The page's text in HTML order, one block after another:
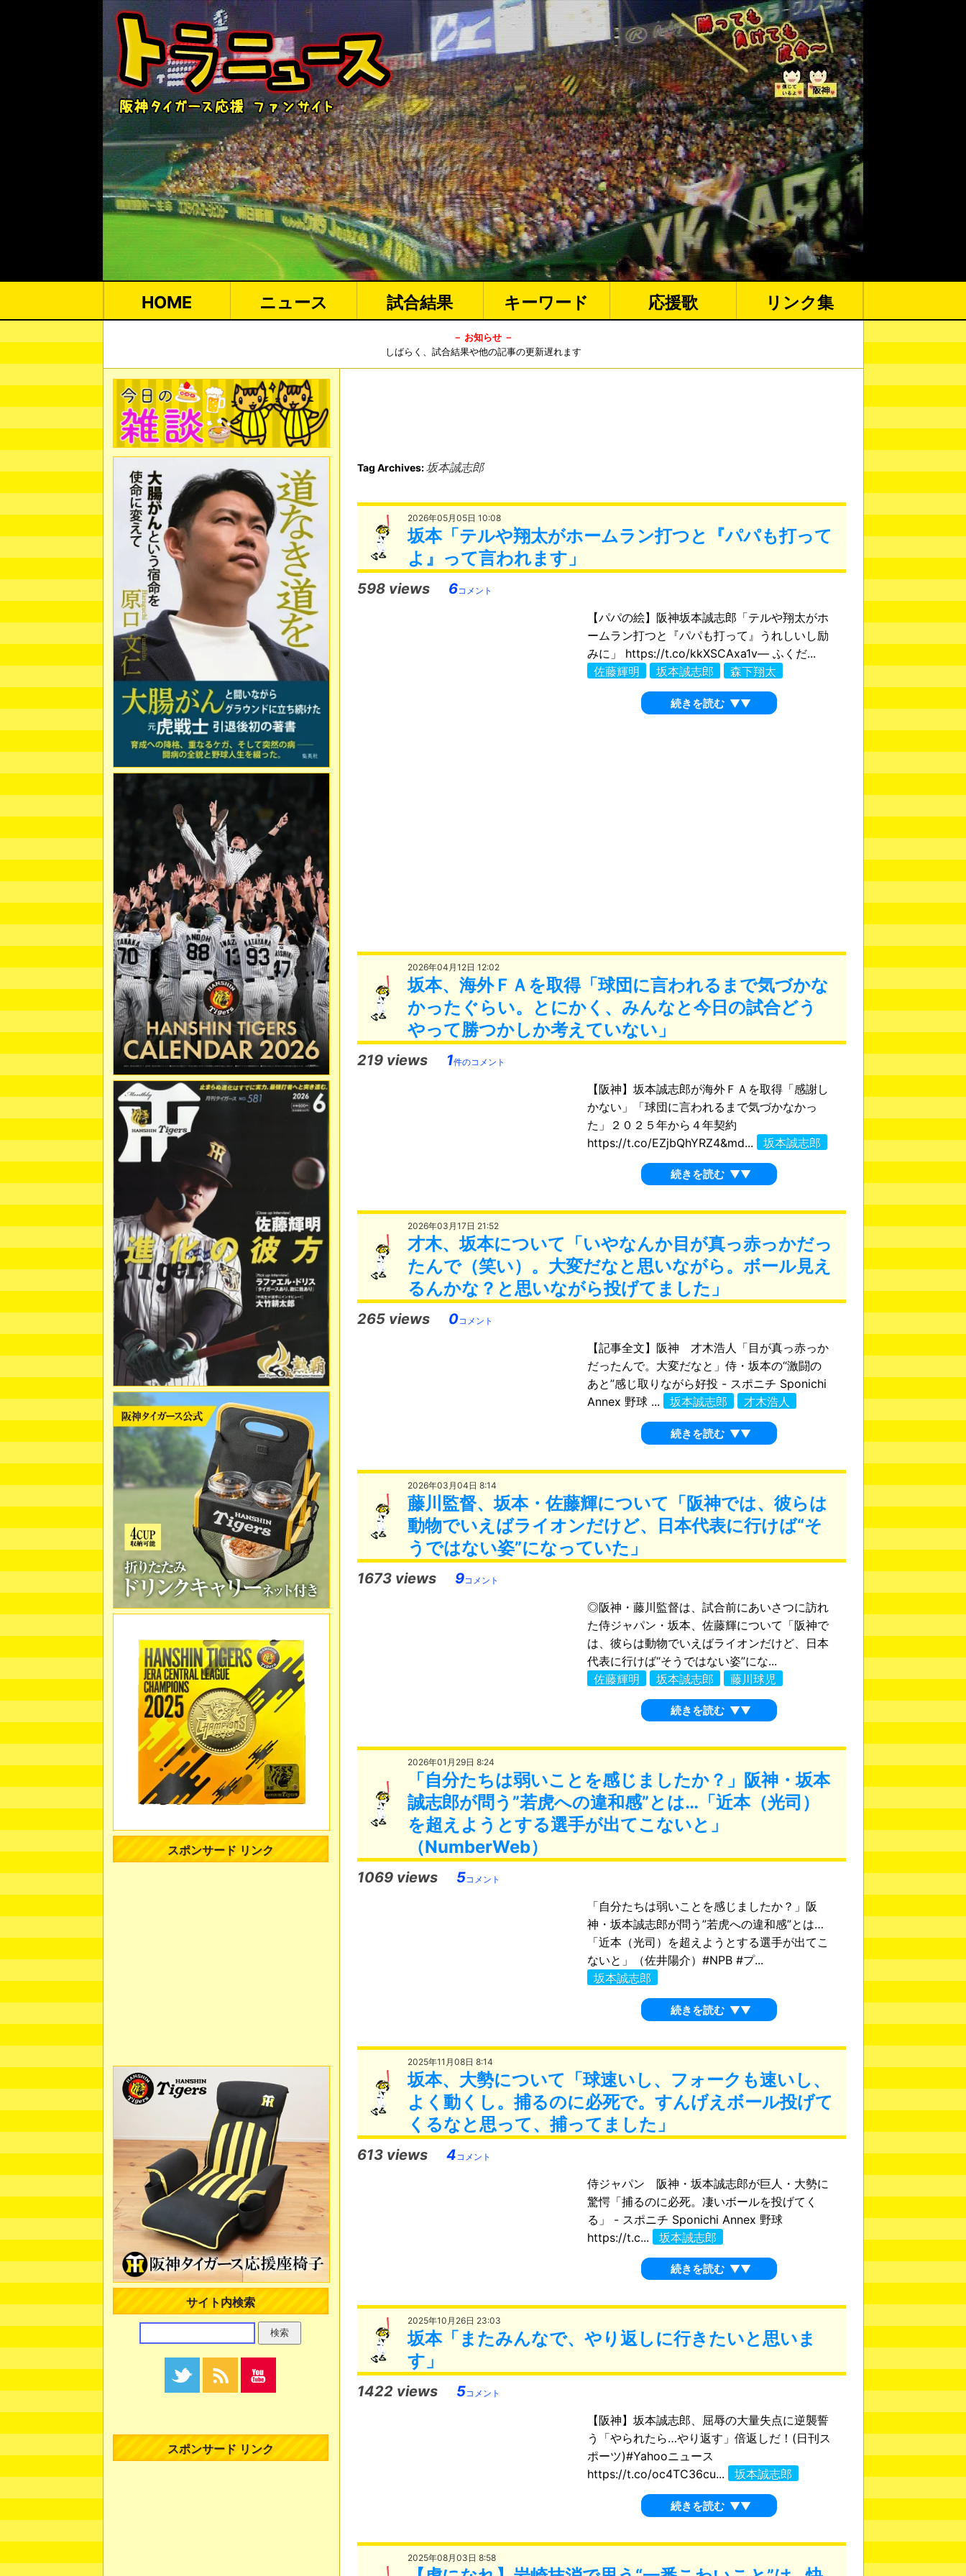
HOME ニュース 試合結果 キーワード 応援歌 リンク集
－ お知らせ －
しばらく、試合結果や他の記事の更新遅れます
Tag Archives:坂本誠志郎
2026年05月05日 10:08
坂本「テルや翔太がホームラン打つと『パパも打って
よ』って言われます」
598 views 6コメント
【パパの絵】阪神坂本誠志郎「テルや翔太がホ
ームラン打つと『パパも打って』うれしいし励
みに」 https://t.co/kkXSCAxa1v— ふくだ...
佐藤輝明
坂本誠志郎 森下翔太
続きを読む ▼▼
2026年04月12日 12:02
坂本、海外ＦＡを取得「球団に言われるまで気づかな
かったぐらい。とにかく、みんなと今日の試合どう
やって勝つかしか考えていない」
219 views 1件のコメント
【阪神】坂本誠志郎が海外ＦＡを取得「感謝し
かない」「球団に言われるまで気づかなかっ
た」２０２５年から４年契約
https://t.co/EZjbQhYRZ4&md...
坂本誠志郎
続きを読む ▼▼
2026年03月17日 21:52
才木、坂本について「いやなんか目が真っ赤っかだっ
たんで（笑い）。大変だなと思いながら。ボール見え
るんかな？と思いながら投げてました」
265 views 0コメント
【記事全文】阪神 才木浩人「目が真っ赤っか
だったんで。大変だなと」侍・坂本の“激闘の
あと”感じ取りながら好投 - スポニチ Sponichi
Annex 野球 ...
坂本誠志郎 才木浩人
続きを読む ▼▼
2026年03月04日 8:14
藤川監督、坂本・佐藤輝について「阪神では、彼らは
動物でいえばライオンだけど、日本代表に行けば“そ
うではない姿”になっていた」
1673 views 9コメント
◎阪神・藤川監督は、試合前にあいさつに訪れ
た侍ジャパン・坂本、佐藤輝について「阪神で
は、彼らは動物でいえばライオンだけど、日本
代表に行けば“そうではない姿”にな...
佐藤輝明
坂本誠志郎 藤川球児
続きを読む ▼▼
2026年01月29日 8:24
「自分たちは弱いことを感じましたか？」阪神・坂本
誠志郎が問う”若虎への違和感”とは…「近本（光司）
を超えようとする選手が出てこないと」
（NumberWeb）
1069 views 5コメント
「自分たちは弱いことを感じましたか？」阪
神・坂本誠志郎が問う”若虎への違和感”とは…
「近本（光司）を超えようとする選手が出てこ
ないと」（佐井陽介）#NPB #プ...
坂本誠志郎
続きを読む ▼▼
2025年11月08日 8:14
坂本、大勢について「球速いし、フォークも速いし、
よく動くし。捕るのに必死で。すんげえボール投げて
くるなと思って、捕ってました」
613 views 4 コメント
侍ジャパン 阪神・坂本誠志郎が巨人・大勢に
驚愕「捕るのに必死。凄いボールを投げてく
る」 - スポニチ Sponichi Annex 野球
https://t.c...
坂本誠志郎
続きを読む ▼▼
2025年10月26日 23:03
坂本「またみんなで、やり返しに行きたいと思いま
す」
1422 views 5コメント
【阪神】坂本誠志郎、屈辱の大量失点に逆襲誓
う「やられたら…やり返す」倍返しだ！(日刊ス
ポーツ)#Yahooニュース
https://t.co/oc4TC36cu...
坂本誠志郎
続きを読む ▼▼
2025年08月03日 8:58
スポンサード リンク
サイト内検索
スポンサード リンク